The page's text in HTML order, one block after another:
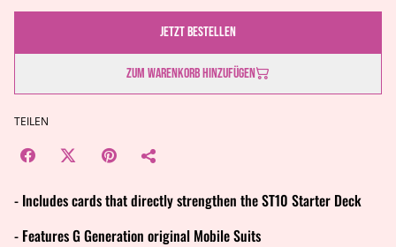
Jetzt bestellen
Zum Warenkorb hinzufügen
TEILEN
- Includes cards that directly strengthen the ST10 Starter Deck
- Features G Generation original Mobile Suits